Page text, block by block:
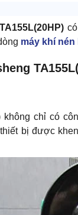
máy khí nén
không chỉ có
bị được